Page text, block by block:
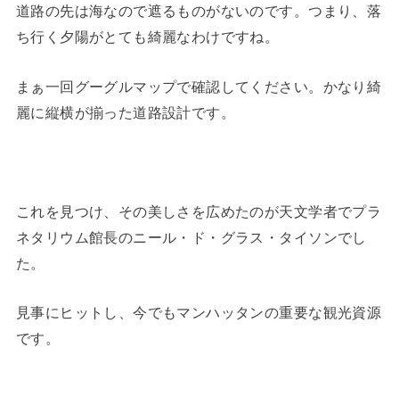
道路の先は海なので遮るものがないのです。つまり、落
ち行く夕陽がとても綺麗なわけですね。
まぁ一回グーグルマップで確認してください。かなり綺
麗に縦横が揃った道路設計です。
これを見つけ、その美しさを広めたのが天文学者でプラ
ネタリウム館長のニール・ド・グラス・タイソンでし
た。
見事にヒットし、今でもマンハッタンの重要な観光資源
です。